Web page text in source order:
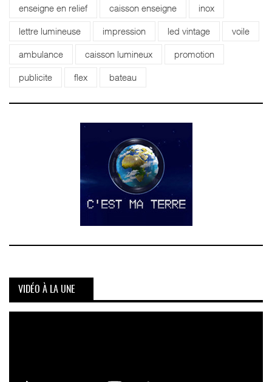
enseigne en relief caisson enseigne inox
lettre lumineuse impression led vintage voile
ambulance caisson lumineux promotion
publicite flex bateau
VIDÉO À LA UNE